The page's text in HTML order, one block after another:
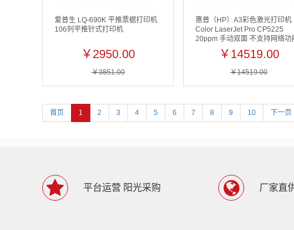
爱普生 LQ-690K 平推票据打印机
106列平推针式打印机
￥2950.00
￥3851.00
惠普（HP）A3彩色激光打印机
Color LaserJet Pro CP5225
20ppm 手动双面 不支持网络功
分辨率600*600dpi 适用耗材：
CE740A/CE741A/CE742A/
两年下一个工作日上门
￥14519.00
￥14519.00
首页 1 2 3 4 5 6 7 8 9 10 下一页
平台运营 阳光采购 厂家直